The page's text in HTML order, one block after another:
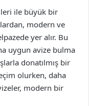
ile büyük bir
modern ve
yer alır. Bu
uygun avize bulma
donatılmış bir
olurken, daha
modern bir